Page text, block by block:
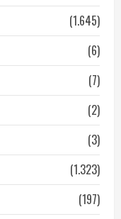
(1.645)
(6)
(7)
(2)
(3)
(1.323)
(197)